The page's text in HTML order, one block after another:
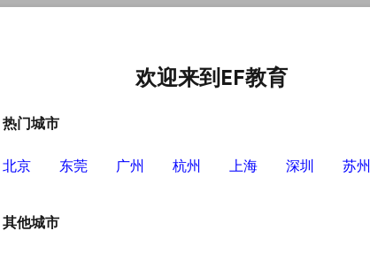
欢迎来到EF教育
热门城市
北京 东莞 广州 杭州 上海 深圳 苏州
其他城市